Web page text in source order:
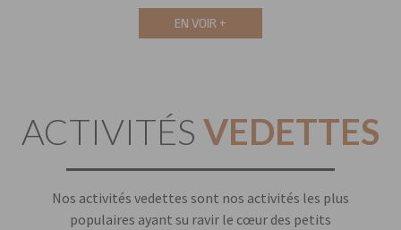
EN VOIR +
ACTIVITÉS VEDETTES
Nos activités vedettes sont nos activités les plus
populaires ayant su ravir le cœur des petits